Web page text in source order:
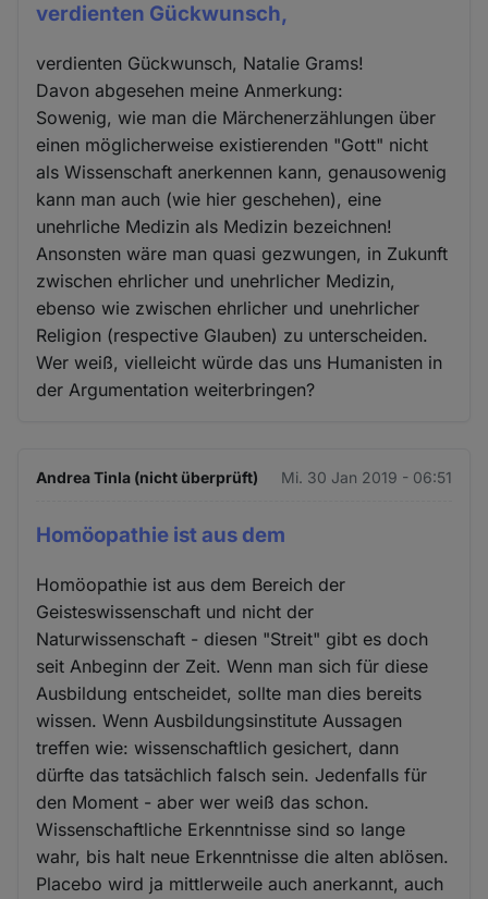
verdienten Gückwunsch,
verdienten Gückwunsch, Natalie Grams!
Davon abgesehen meine Anmerkung:
Sowenig, wie man die Märchenerzählungen über
einen möglicherweise existierenden "Gott" nicht
als Wissenschaft anerkennen kann, genausowenig
kann man auch (wie hier geschehen), eine
unehrliche Medizin als Medizin bezeichnen!
Ansonsten wäre man quasi gezwungen, in Zukunft
zwischen ehrlicher und unehrlicher Medizin,
ebenso wie zwischen ehrlicher und unehrlicher
Religion (respective Glauben) zu unterscheiden.
Wer weiß, vielleicht würde das uns Humanisten in
der Argumentation weiterbringen?
Andrea Tinla (nicht überprüft) Mi. 30 Jan 2019 - 06:51
Homöopathie ist aus dem
Homöopathie ist aus dem Bereich der
Geisteswissenschaft und nicht der
Naturwissenschaft - diesen "Streit" gibt es doch
seit Anbeginn der Zeit. Wenn man sich für diese
Ausbildung entscheidet, sollte man dies bereits
wissen. Wenn Ausbildungsinstitute Aussagen
treffen wie: wissenschaftlich gesichert, dann
dürfte das tatsächlich falsch sein. Jedenfalls für
den Moment - aber wer weiß das schon.
Wissenschaftliche Erkenntnisse sind so lange
wahr, bis halt neue Erkenntnisse die alten ablösen.
Placebo wird ja mittlerweile auch anerkannt, auch